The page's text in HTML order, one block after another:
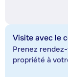
Visite avec le
Prenez
propriété à